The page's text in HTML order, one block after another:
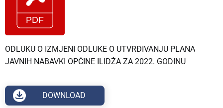
ODLUKU O IZMJENI ODLUKE O UTVRĐIVANJU PLANA
JAVNIH NABAVKI OPĆINE ILIDŽA ZA 2022. GODINU
DOWNLOAD